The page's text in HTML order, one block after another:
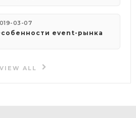
03-07
event-рынка
VIEW ALL